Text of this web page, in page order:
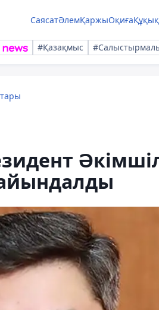
СаясатӘлемҚаржыОқиғаҚұқық
#Қазақмыс